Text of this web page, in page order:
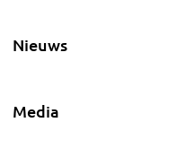
Nieuws
Media